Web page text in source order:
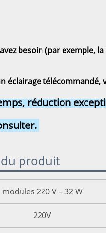
besoin (par exemple,
télécommandé,
réduction
du produit
modules 220 V – 32 W
220V